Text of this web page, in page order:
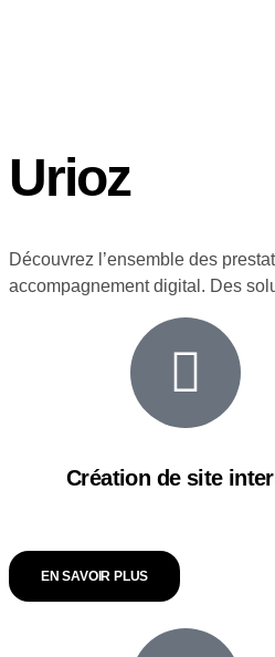
Urioz
Découvrez l’ensemble des
accompagnement digital. Des
Création de site
EN SAVOIR PLUS